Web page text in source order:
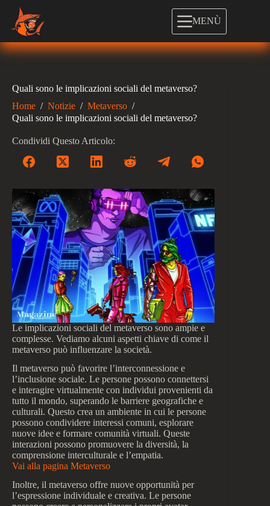
contenuto
MENÙ
Quali sono le implicazioni sociali del metaverso?
Home / Notizie / Metaverso /
Quali sono le implicazioni sociali del metaverso?
Condividi Questo Articolo:
Le implicazioni sociali del metaverso sono ampie e
complesse. Vediamo alcuni aspetti chiave di come il
metaverso può influenzare la società.
Il metaverso può favorire l’interconnessione e
l’inclusione sociale. Le persone possono connettersi
e interagire virtualmente con individui provenienti da
tutto il mondo, superando le barriere geografiche e
culturali. Questo crea un ambiente in cui le persone
possono condividere interessi comuni, esplorare
nuove idee e formare comunità virtuali. Queste
interazioni possono promuovere la diversità, la
comprensione interculturale e l’empatia.
Vai alla pagina Metaverso
Inoltre, il metaverso offre nuove opportunità per
l’espressione individuale e creativa. Le persone